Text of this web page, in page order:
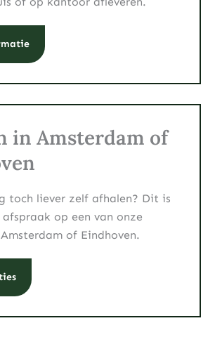
in Amsterdam of
toch liever zelf afhalen? Dit is
op een van onze
of Eindhoven.